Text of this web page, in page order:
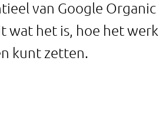
van Google
het is, hoe het
kunt zetten.